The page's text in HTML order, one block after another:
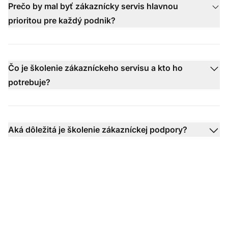
Prečo by mal byť zákaznícky servis hlavnou
prioritou pre každý podnik?
Čo je školenie zákazníckeho servisu a kto ho
potrebuje?
Aká dôležitá je školenie zákazníckej podpory?